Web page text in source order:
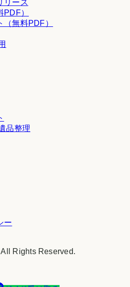
リース
）
無料PDF）
品整理
ー
All Rights Reserved.